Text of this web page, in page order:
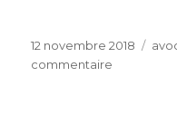
Publié
le
12 novembre 2018
commentaire